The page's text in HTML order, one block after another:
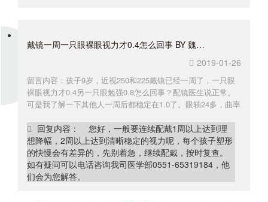
戴镜一周一只眼裸眼视力才0.4怎么回事 BY 魏女士
2019-01-26
留言内容：孩子9岁，近视250和225戴镜已经一周了，一只眼
裸眼视力才0.4另一只眼勉强0.8怎么回事？配镜医生说正常。
可是我了解一下其他人一周后都稳定在1.0了。眼轴24多，曲率
回复内容： 您好，一般要连续配戴1周以上达到理
想降幅，2周以上达到清晰稳定的视力呢，每个孩子塑形
的快慢会有差异的，先别着急，继续配戴，按时复查。
如有疑问可以电话咨询我司医学部0551-65319184，他
们会为您解答。